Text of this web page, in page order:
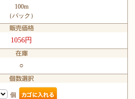
100m
（パック）
1056円
○
個